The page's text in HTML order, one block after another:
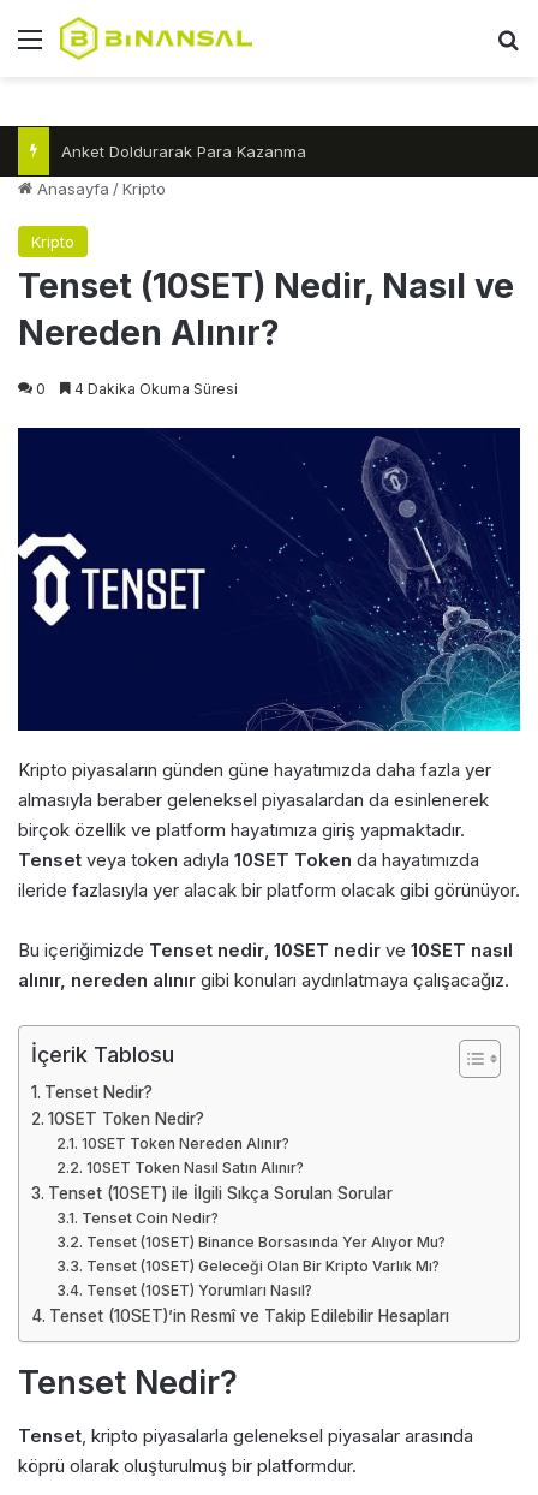
Menü
Anket Doldurarak Para Kazanma
Anasayfa /Kripto
Kripto
Tenset (10SET) Nedir, Nasıl ve
Nereden Alınır?
0 4 Dakika Okuma Süresi
Kripto piyasaların günden güne hayatımızda daha fazla yer
almasıyla beraber geleneksel piyasalardan da esinlenerek
birçok özellik ve platform hayatımıza giriş yapmaktadır.
Tenset veya token adıyla 10SET Token da hayatımızda
ileride fazlasıyla yer alacak bir platform olacak gibi görünüyor.
Bu içeriğimizde Tenset nedir, 10SET nedir ve 10SET nasıl
alınır, nereden alınır gibi konuları aydınlatmaya çalışacağız.
İçerik Tablosu
Tenset Nedir?
10SET Token Nedir?
10SET Token Nereden Alınır?
10SET Token Nasıl Satın Alınır?
Tenset (10SET) ile İlgili Sıkça Sorulan Sorular
Tenset Coin Nedir?
Tenset (10SET) Binance Borsasında Yer Alıyor Mu?
Tenset (10SET) Geleceği Olan Bir Kripto Varlık Mı?
Tenset (10SET) Yorumları Nasıl?
Tenset (10SET)’in Resmî ve Takip Edilebilir Hesapları
Tenset Nedir?
Tenset, kripto piyasalarla geleneksel piyasalar arasında
köprü olarak oluşturulmuş bir platformdur.